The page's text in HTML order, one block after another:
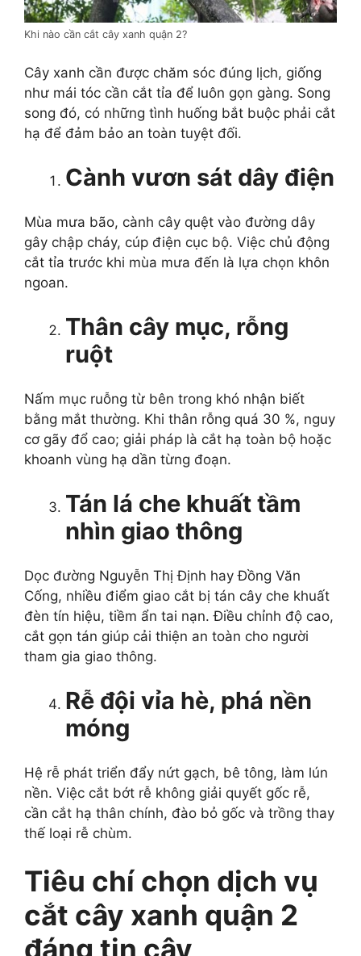
Khi nào cần cắt cây xanh quận 2?
Cây xanh cần được chăm sóc đúng lịch, giống
như mái tóc cần cắt tỉa để luôn gọn gàng. Song
song đó, có những tình huống bắt buộc phải cắt
hạ để đảm bảo an toàn tuyệt đối.
Cành vươn sát dây điện
Mùa mưa bão, cành cây quệt vào đường dây
gây chập cháy, cúp điện cục bộ. Việc chủ động
cắt tỉa trước khi mùa mưa đến là lựa chọn khôn
ngoan.
Thân cây mục, rỗng
ruột
Nấm mục ruỗng từ bên trong khó nhận biết
bằng mắt thường. Khi thân rỗng quá 30 %, nguy
cơ gãy đổ cao; giải pháp là cắt hạ toàn bộ hoặc
khoanh vùng hạ dần từng đoạn.
Tán lá che khuất tầm
nhìn giao thông
Dọc đường Nguyễn Thị Định hay Đồng Văn
Cống, nhiều điểm giao cắt bị tán cây che khuất
đèn tín hiệu, tiềm ẩn tai nạn. Điều chỉnh độ cao,
cắt gọn tán giúp cải thiện an toàn cho người
tham gia giao thông.
Rễ đội vỉa hè, phá nền
móng
Hệ rễ phát triển đẩy nứt gạch, bê tông, làm lún
nền. Việc cắt bớt rễ không giải quyết gốc rễ,
cần cắt hạ thân chính, đào bỏ gốc và trồng thay
thế loại rễ chùm.
Tiêu chí chọn dịch vụ
cắt cây xanh quận 2
đáng tin cậy